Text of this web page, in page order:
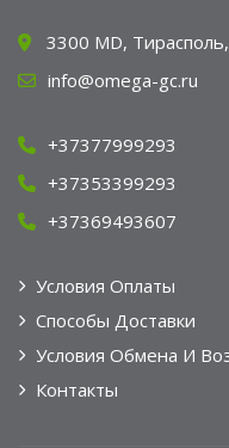
3300 MD,
info@omega-gc.ru
+37377999293
+37353399293
+37369493607
Условия Оплаты
Способы Доставки
Условия Обмена И
Контакты